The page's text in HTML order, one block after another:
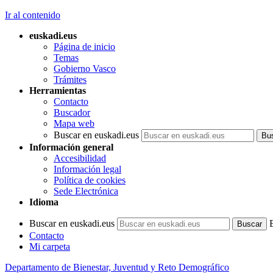
Ir al contenido
euskadi.eus
Página de inicio
Temas
Gobierno Vasco
Trámites
Herramientas
Contacto
Buscador
Mapa web
Buscar en euskadi.eus
Información general
Accesibilidad
Información legal
Política de cookies
Sede Electrónica
Idioma
Buscar en euskadi.eus
Contacto
Mi carpeta
Departamento de Bienestar, Juventud y Reto Demográfico